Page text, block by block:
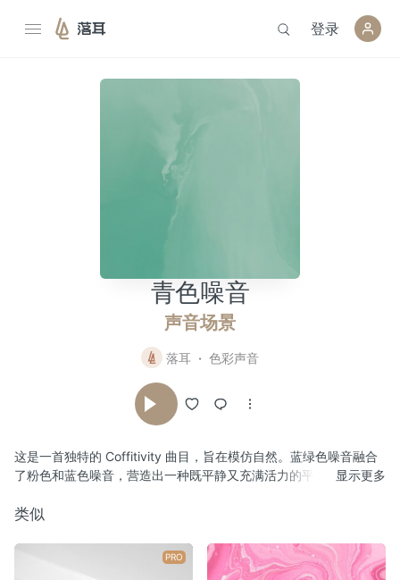
落耳 登录
青色噪音
声音场景
落耳 色彩声音
这是一首独特的 Coffitivity 曲目，旨在模仿自然。蓝绿色噪音融合
了粉色和蓝色噪音，营造出一种既平静又充满活力的平衡音效。
显示更多
类似
PRO